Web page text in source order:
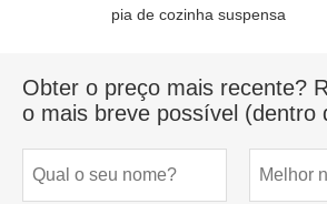
pia de cozinha suspensa
Obter o preço mais recente?
o mais breve possível (dentro